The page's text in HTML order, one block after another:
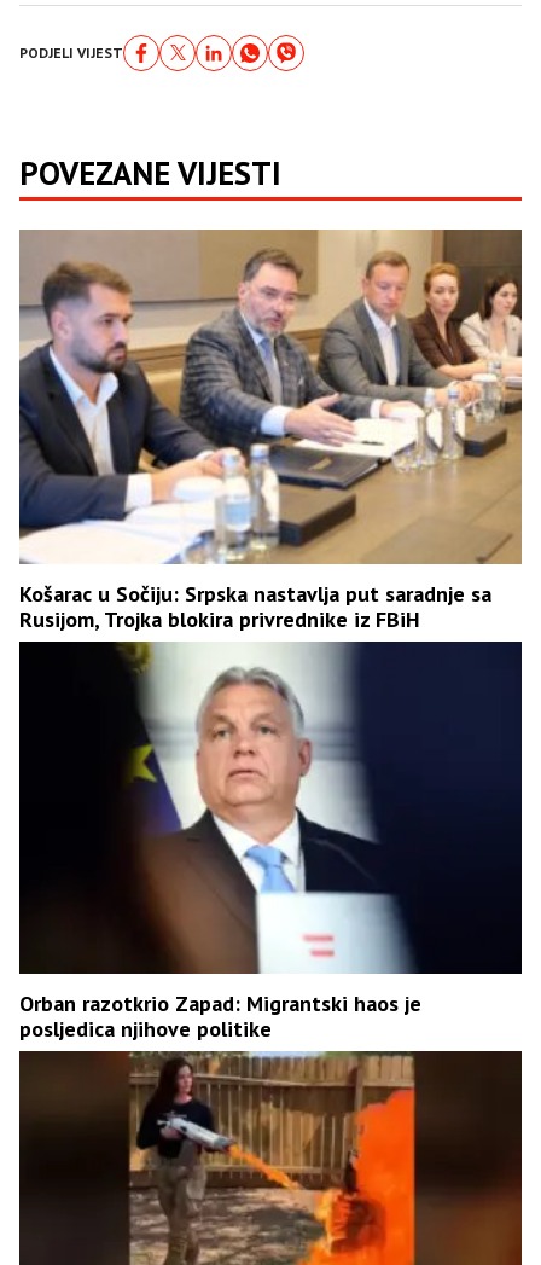
PODJELI VIJEST
POVEZANE VIJESTI
Košarac u Sočiju: Srpska nastavlja put saradnje sa
Rusijom, Trojka blokira privrednike iz FBiH
Orban razotkrio Zapad: Migrantski haos je
posljedica njihove politike